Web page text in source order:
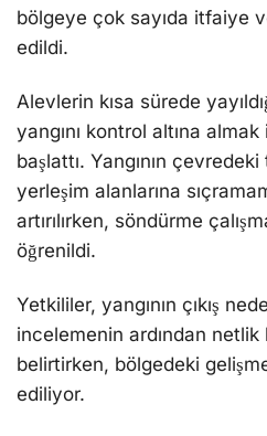
bölgeye çok sayıda itfaiye
edildi.
Alevlerin kısa sürede
yangını kontrol altına
başlattı. Yangının
yerleşim alanlarına
artırılırken, söndürme
öğrenildi.
Yetkililer, yangının çıkış
incelemenin ardından netlik
belirtirken, bölgedeki
ediliyor.